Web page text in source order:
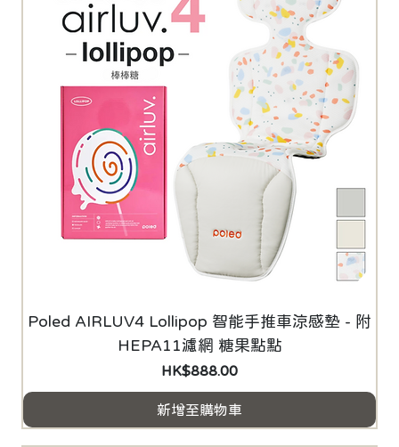
Poled AIRLUV4 Lollipop 智能手推車涼感墊 - 附
HEPA11濾網 糖果點點
價格
HK$888.00
新增至購物車